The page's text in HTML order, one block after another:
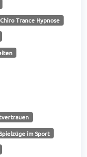
Chiro Trance Hypnose
im Sport